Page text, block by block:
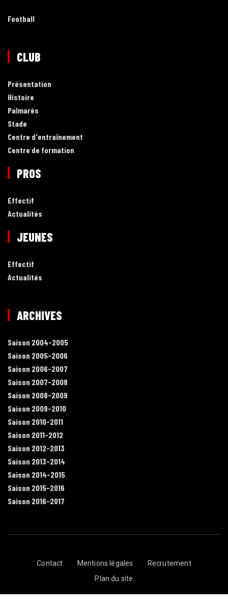
Football
CLUB
Présentation
Histoire
Palmarès
Stade
Centre d'entraînement
Centre de formation
PROS
Effectif
Actualités
JEUNES
Effectif
Actualités
ARCHIVES
Saison 2004-2005
Saison 2005-2006
Saison 2006-2007
Saison 2007-2008
Saison 2008-2009
Saison 2009-2010
Saison 2010-2011
Saison 2011-2012
Saison 2012-2013
Saison 2013-2014
Saison 2014-2015
Saison 2015-2016
Saison 2016-2017
Contact Mentions légales
Recrutement
Plan du site